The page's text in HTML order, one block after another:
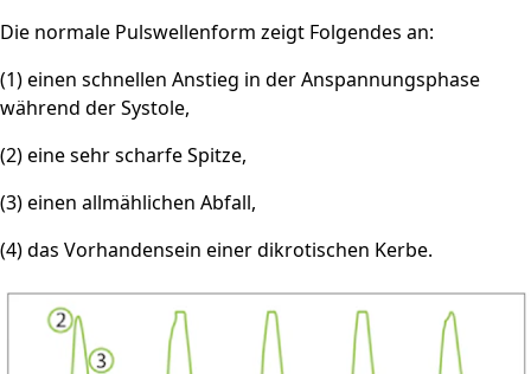
Die normale Pulswellenform zeigt Folgendes an:
(1) einen schnellen Anstieg in der Anspannungsphase
während der Systole,
(2) eine sehr scharfe Spitze,
(3) einen allmählichen Abfall,
(4) das Vorhandensein einer dikrotischen Kerbe.